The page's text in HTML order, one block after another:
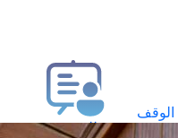
الوقف
طلب فتوى